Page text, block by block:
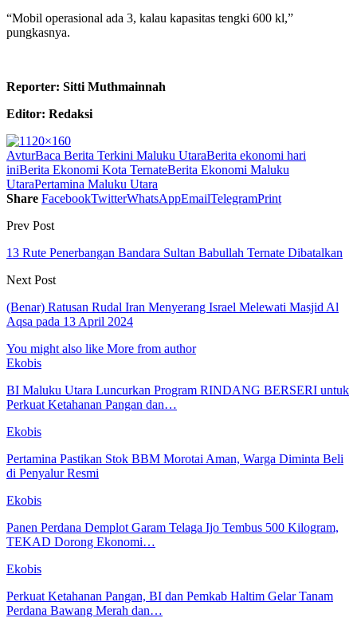
“Mobil operasional ada 3, kalau kapasitas tengki 600 kl,”
pungkasnya.
Reporter: Sitti Muthmainnah
Editor: Redaksi
AvturBaca Berita Terkini Maluku UtaraBerita ekonomi hari
iniBerita Ekonomi Kota TernateBerita Ekonomi Maluku
UtaraPertamina Maluku Utara
Share FacebookTwitterWhatsAppEmailTelegramPrint
Prev Post
13 Rute Penerbangan Bandara Sultan Babullah Ternate Dibatalkan
Next Post
(Benar) Ratusan Rudal Iran Menyerang Israel Melewati Masjid Al
Aqsa pada 13 April 2024
You might also like More from author
Ekobis
BI Maluku Utara Luncurkan Program RINDANG BERSERI untuk
Perkuat Ketahanan Pangan dan…
Ekobis
Pertamina Pastikan Stok BBM Morotai Aman, Warga Diminta Beli
di Penyalur Resmi
Ekobis
Panen Perdana Demplot Garam Telaga Ijo Tembus 500 Kilogram,
TEKAD Dorong Ekonomi…
Ekobis
Perkuat Ketahanan Pangan, BI dan Pemkab Haltim Gelar Tanam
Perdana Bawang Merah dan…